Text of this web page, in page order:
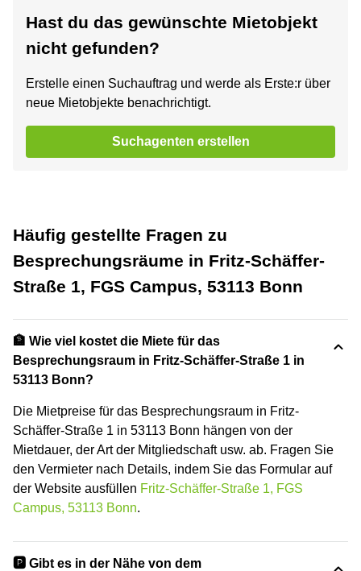
Hast du das gewünschte Mietobjekt
nicht gefunden?
Erstelle einen Suchauftrag und werde als Erste:r über
neue Mietobjekte benachrichtigt.
Suchagenten erstellen
Häufig gestellte Fragen zu
Besprechungsräume in Fritz-Schäffer-
Straße 1, FGS Campus, 53113 Bonn
🏦 Wie viel kostet die Miete für das
Besprechungsraum in Fritz-Schäffer-Straße 1 in
53113 Bonn?
Die Mietpreise für das Besprechungsraum in Fritz-
Schäffer-Straße 1 in 53113 Bonn hängen von der
Mietdauer, der Art der Mitgliedschaft usw. ab. Fragen Sie
den Vermieter nach Details, indem Sie das Formular auf
der Website ausfüllen Fritz-Schäffer-Straße 1, FGS
Campus, 53113 Bonn.
🅿️ Gibt es in der Nähe von dem